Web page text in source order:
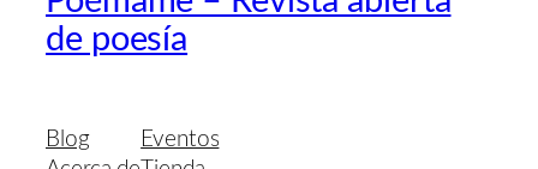
de poesía
Blog
Eventos